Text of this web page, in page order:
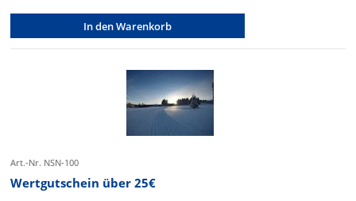
In den Warenkorb
Art.-Nr. NSN-100
Wertgutschein über 25€